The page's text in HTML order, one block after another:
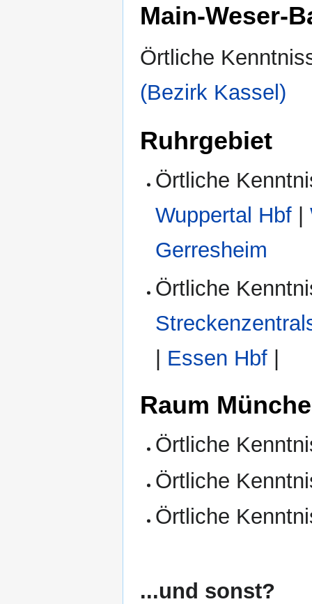
Main-Weser-
Örtliche
(Bezirk Kassel)
Ruhrgebiet
Örtliche
Wuppertal Hbf |
Gerresheim
Örtliche
| Essen Hbf |
Raum
Örtliche
Örtliche
Örtliche
...und sonst?